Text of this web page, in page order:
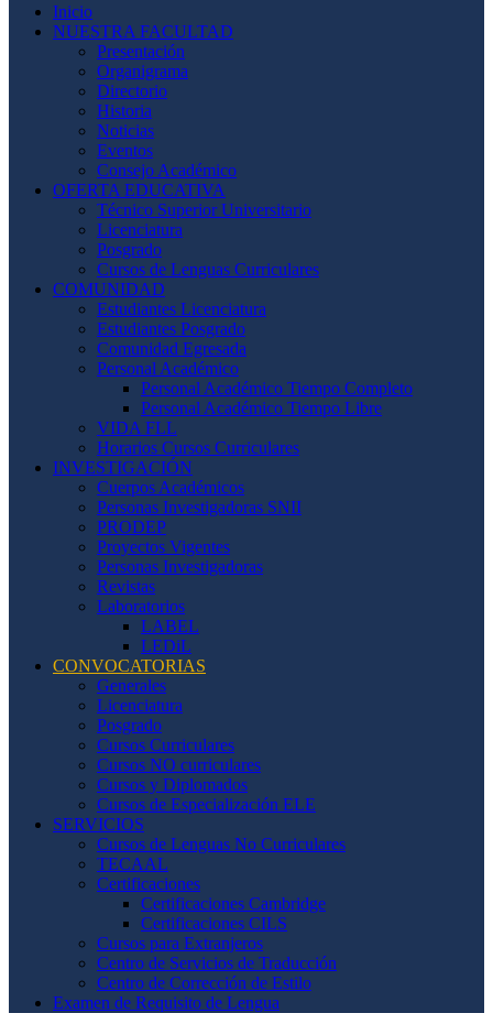
Inicio
NUESTRA FACULTAD
Presentación
Organigrama
Directorio
Historia
Noticias
Eventos
Consejo Académico
OFERTA EDUCATIVA
Técnico Superior Universitario
Licenciatura
Posgrado
Cursos de Lenguas Curriculares
COMUNIDAD
Estudiantes Licenciatura
Estudiantes Posgrado
Comunidad Egresada
Personal Académico
Personal Académico Tiempo Completo
Personal Académico Tiempo Libre
VIDA FLL
Horarios Cursos Curriculares
INVESTIGACIÓN
Cuerpos Académicos
Personas Investigadoras SNII
PRODEP
Proyectos Vigentes
Personas Investigadoras
Revistas
Laboratorios
LABEL
LEDiL
CONVOCATORIAS
Generales
Licenciatura
Posgrado
Cursos Curriculares
Cursos NO curriculares
Cursos y Diplomados
Cursos de Especialización ELE
SERVICIOS
Cursos de Lenguas No Curriculares
TECAAL
Certificaciones
Certificaciones Cambridge
Certificaciones CILS
Cursos para Extranjeros
Centro de Servicios de Traducción
Centro de Corrección de Estilo
Examen de Requisito de Lengua